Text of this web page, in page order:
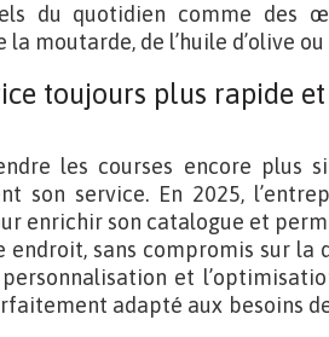
du quotidien comme des
la moutarde, de l’huile d’olive
toujours plus rapide
les courses encore plus
son service. En 2025,
enrichir son catalogue et
sans compromis sur la
et
adapté aux besoins